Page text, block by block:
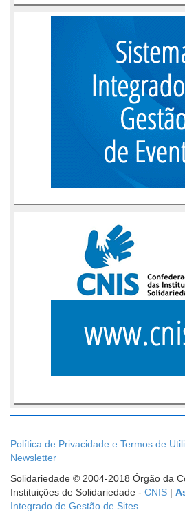
Política de Privacidade e Termos de
Newsletter
Solidariedade © 2004-2018 Órgão da
Instituições de Solidariedade - CNIS |
Integrado de Gestão de Sites